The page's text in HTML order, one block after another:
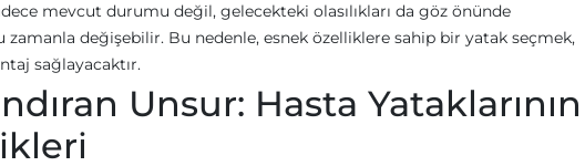
mevcut durumu değil, gelecekteki olasılıkları da göz önünde
zamanla değişebilir. Bu nedenle, esnek özelliklere sahip bir yatak seçmek,
sağlayacaktır.
Unsur: Hasta Yataklarının